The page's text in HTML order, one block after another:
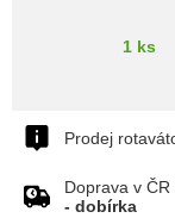
1 ks
Prodej
Doprava v
- dobírka